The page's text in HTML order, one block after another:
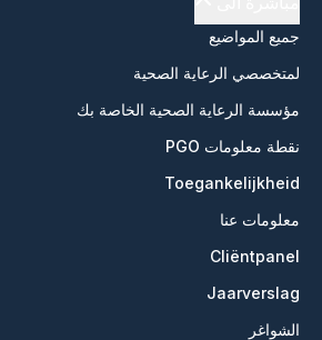
جميع المواضيع
لمتخصصي الرعاية الصحية
مؤسسة الرعاية الصحية الخاصة بك
نقطة معلومات PGO
Toegankelijkheid
معلومات عنا
Cliëntpanel
Jaarverslag
الشواغر